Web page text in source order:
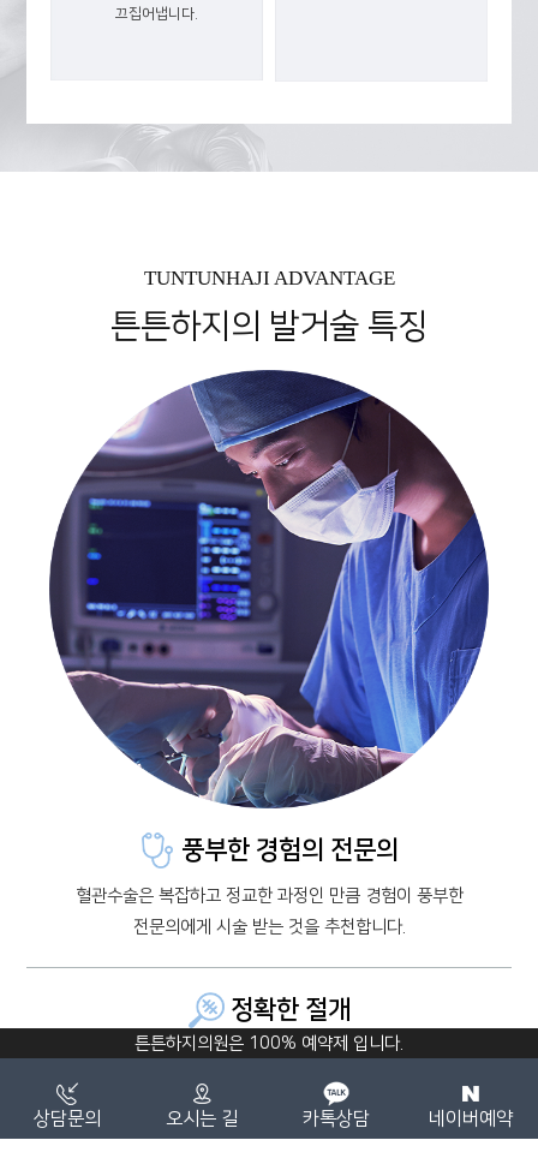
끄집어냅니다.
TUNTUNHAJI ADVANTAGE
튼튼하지의 발거술 특징
풍부한 경험의 전문의
혈관수술은 복잡하고 정교한 과정인 만큼 경험이 풍부한
전문의에게 시술 받는 것을 추천합니다.
정확한 절개
튼튼하지에서는 빠른 회복과 작은 흉터를 도모합니다.
적은 통증
상담문의 오시는 길 카톡상담 네이버예약